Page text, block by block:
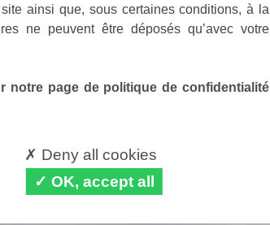
ainsi que, sous certaines conditions, à la
ne peuvent être déposés qu’avec votre
notre page de politique de confidentialité
Deny all cookies
OK, accept all